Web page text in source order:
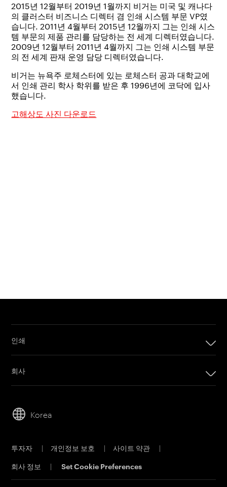
2015년 12월부터 2019년 1월까지 비거는 미국 및 캐나다
의 클러스터 비즈니스 디렉터 겸 인쇄 시스템 부문 VP였
습니다. 2011년 4월부터 2015년 12월까지 그는 인쇄 시스
템 부문의 제품 관리를 담당하는 전 세계 디렉터였습니다.
2009년 12월부터 2011년 4월까지 그는 인쇄 시스템 부문
의 전 세계 판재 운영 담당 디렉터였습니다.
비거는 뉴욕주 로체스터에 있는 로체스터 공과 대학교에
서 인쇄 관리 학사 학위를 받은 후 1996년에 코닥에 입사
했습니다.
고해상도 사진 다운로드
인쇄
디지털 인쇄 제품
오프셋 인쇄 제품
고객 포털
회사
리더십
지속 가능성
물질 안전 보건 자료
연락처
Korea
투자자 | 개인정보 보호 | 사이트 약관
|
회사 정보
| Set Cookie Preferences